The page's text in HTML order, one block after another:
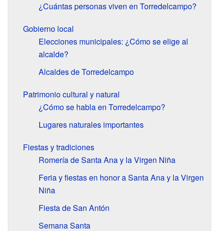
¿Cuántas personas viven en Torredelcampo?
Gobierno local
Elecciones municipales: ¿Cómo se elige al
alcalde?
Alcaldes de Torredelcampo
Patrimonio cultural y natural
¿Cómo se habla en Torredelcampo?
Lugares naturales importantes
Fiestas y tradiciones
Romería de Santa Ana y la Virgen Niña
Feria y fiestas en honor a Santa Ana y la Virgen
Niña
Fiesta de San Antón
Semana Santa